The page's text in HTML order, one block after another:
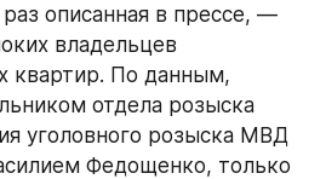
описанная в прессе, —
владельцев
квартир. По данным,
отдела розыска
уголовного розыска МВД
Федощенко, только